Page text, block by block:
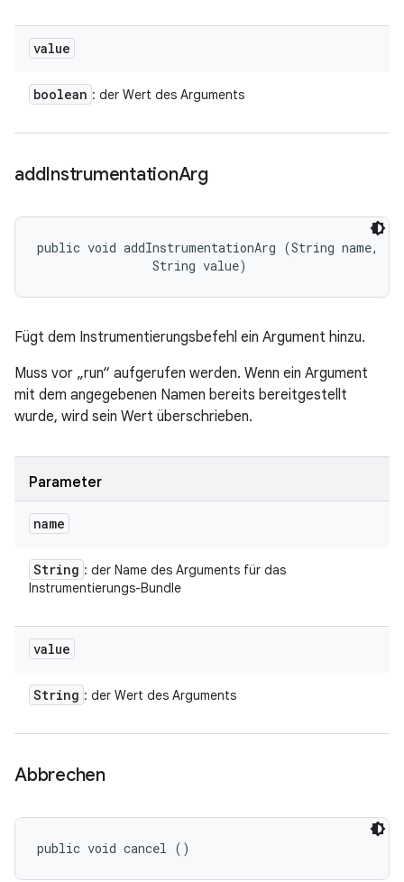
value
boolean : der Wert des Arguments
addInstrumentationArg
public void addInstrumentationArg (String name,
                String value)
Fügt dem Instrumentierungsbefehl ein Argument hinzu.
Muss vor „run“ aufgerufen werden. Wenn ein Argument
mit dem angegebenen Namen bereits bereitgestellt
wurde, wird sein Wert überschrieben.
Parameter
name
String : der Name des Arguments für das
Instrumentierungs-Bundle
value
String : der Wert des Arguments
Abbrechen
public void cancel ()